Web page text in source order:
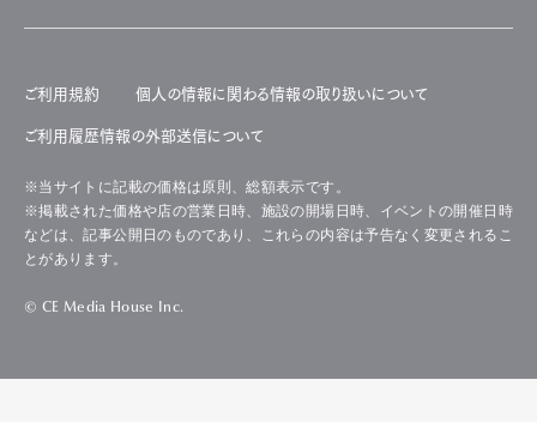
ご利用規約 個人の情報に関わる情報の取り扱いについて
ご利用履歴情報の外部送信について
※当サイトに記載の価格は原則、総額表示です。
※掲載された価格や店の営業日時、施設の開場日時、イベントの開催日時
などは、記事公開日のものであり、これらの内容は予告なく変更されるこ
とがあります。
© CE Media House Inc.